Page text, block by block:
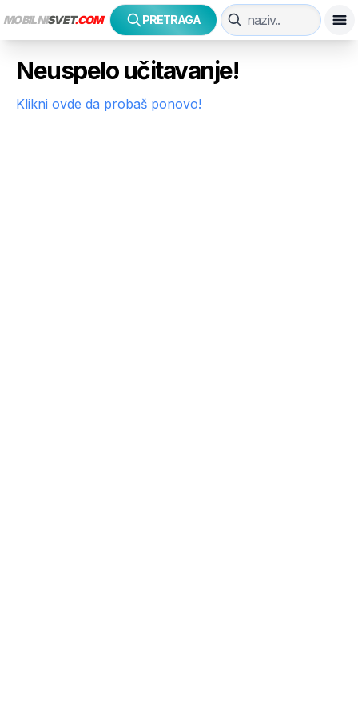
MOBILNISVET.COM PRETRAGA
Neuspelo učitavanje!
Klikni ovde da probaš ponovo!